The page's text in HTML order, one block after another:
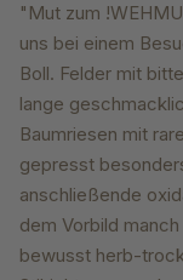
"Mut zum
uns bei einem
Boll. Felder mit
lange
Baumriesen mit
gepresst
anschließende
dem Vorbild
bewusst herb-